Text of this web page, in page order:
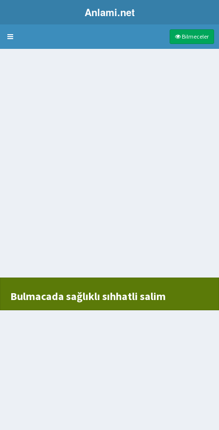
Anlami.net
Bulmaca Bilmeceler
Bulmacada sağlıklı sıhhatli salim